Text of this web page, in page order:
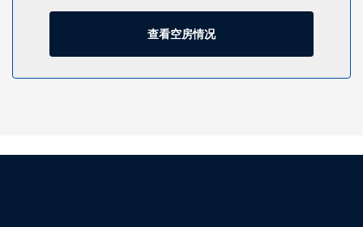
您可充分利用24 小时健身中心等度假设施，此外还有免费
查看空房情况